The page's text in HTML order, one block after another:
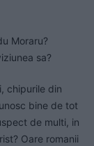
Moraru?
sa?
chipurile din
bine de tot
de multi, in
Oare romanii